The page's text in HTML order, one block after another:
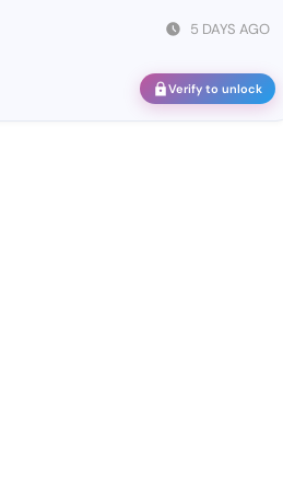
5 DAYS AGO
Verify to unlock